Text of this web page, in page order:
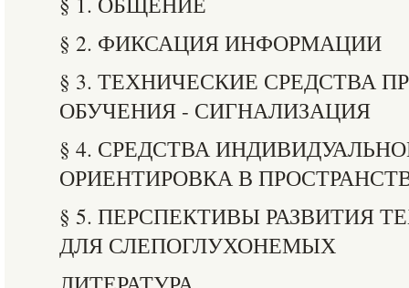
§ 2. ФИКСАЦИЯ ИНФОРМАЦИИ
§ 3. ТЕХНИЧЕСКИЕ СРЕДСТВА
ОБУЧЕНИЯ - СИГНАЛИЗАЦИЯ
§ 4. СРЕДСТВА
ОРИЕНТИРОВКА В
§ 5. ПЕРСПЕКТИВЫ РАЗВИТИЯ
ДЛЯ СЛЕПОГЛУХОНЕМЫХ